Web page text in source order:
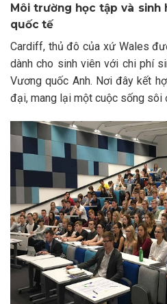
Môi trường học tập và sinh
quốc tế
Cardiff, thủ đô của xứ Wales
dành cho sinh viên với chi phí
Vương quốc Anh. Nơi đây kết
đại, mang lại một cuộc sống sôi